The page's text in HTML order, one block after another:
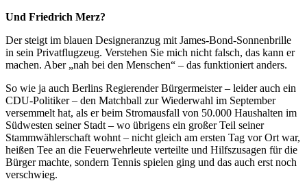
Und Friedrich Merz?
Der steigt im blauen Designeranzug mit James-Bond-Sonnenbrille
in sein Privatflugzeug. Verstehen Sie mich nicht falsch, das kann er
machen. Aber „nah bei den Menschen“ – das funktioniert anders.
So wie ja auch Berlins Regierender Bürgermeister – leider auch ein
CDU-Politiker – den Matchball zur Wiederwahl im September
versemmelt hat, als er beim Stromausfall von 50.000 Haushalten im
Südwesten seiner Stadt – wo übrigens ein großer Teil seiner
Stammwählerschaft wohnt – nicht gleich am ersten Tag vor Ort war,
heißen Tee an die Feuerwehrleute verteilte und Hilfszusagen für die
Bürger machte, sondern Tennis spielen ging und das auch erst noch
verschwieg.